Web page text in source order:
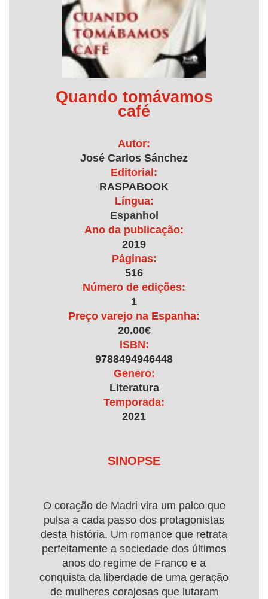
Quando tomávamos
café
Autor:
José Carlos Sánchez
Editorial:
RASPABOOK
Língua:
Espanhol
Ano da publicação:
2019
Páginas:
516
Número de edições:
1
Preço varejo na Espanha:
20.00€
ISBN:
9788494946448
Genero:
Literatura
Temporada:
2021
SINOPSE
O coração de Madri vira um palco que
pulsa a cada passo dos protagonistas
desta história. Um romance que retrata
perfeitamente a sociedade dos últimos
anos do regime de Franco e a
conquista da liberdade de uma geração
de mulheres corajosas que lutaram